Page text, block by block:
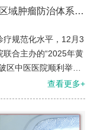
域肿瘤防治体系建
疗规范化水平，12月3
合主办的“2025年黄
区中医医院顺利举
查看更多+